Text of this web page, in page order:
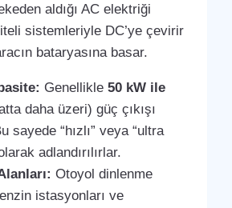
aldığı AC elektriği
sistemleriyle DC’ye çevirir
bataryasına basar.
Genellikle50 kW ile
daha üzeri) güç çıkışı
sayede “hızlı” veya “ultra
adlandırılırlar.
Otoyol dinlenme
istasyonları ve